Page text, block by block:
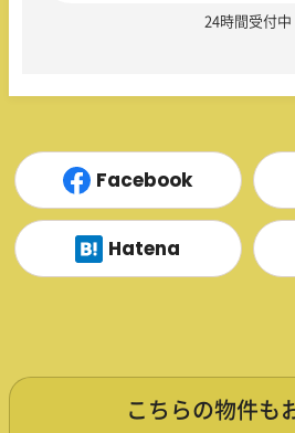
24時間受付中
Facebook
Hatena
こちらの物件も